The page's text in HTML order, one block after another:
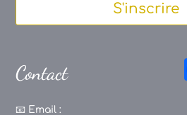
S'inscrire
Contact
📧 Email :